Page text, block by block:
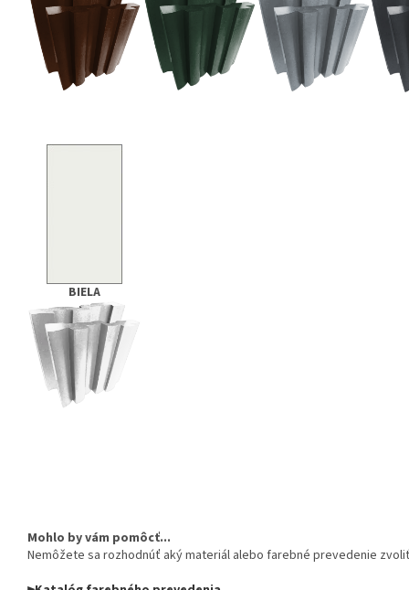
BIELA
Mohlo by vám pomôcť...
Nemôžete sa rozhodnúť aký materiál alebo farebné prevedenie